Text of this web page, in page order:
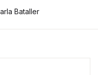
Bataller